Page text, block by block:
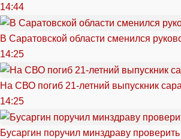
14:44
В Саратовской области сменился
14:25
На СВО погиб 21-летний выпускник
14:25
Бусаргин поручил минздраву